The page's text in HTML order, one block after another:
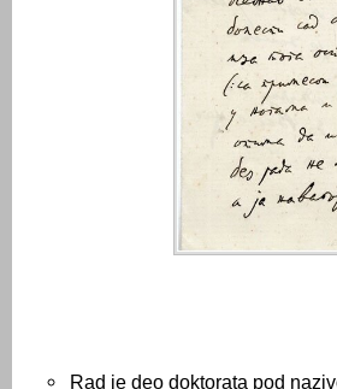
Rad je deo doktorata pod